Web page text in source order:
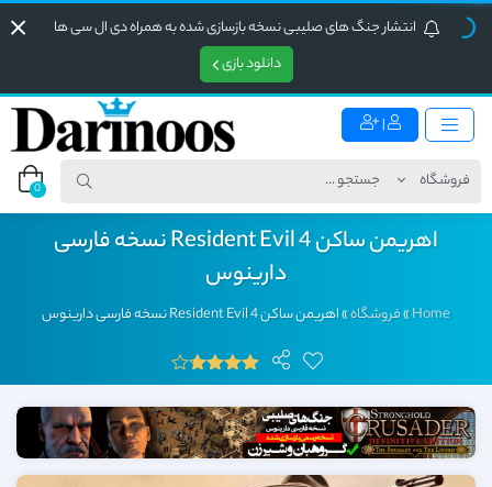
انتشار جنگ های صلیبی نسخه بازسازی شده به همراه دی ال سی ها
دانلود بازی
|
0
اهریمن ساکن Resident Evil 4 نسخه فارسی
دارینوس
Home
»فروشگاه»اهریمن ساکن Resident Evil 4 نسخه فارسی دارینوس